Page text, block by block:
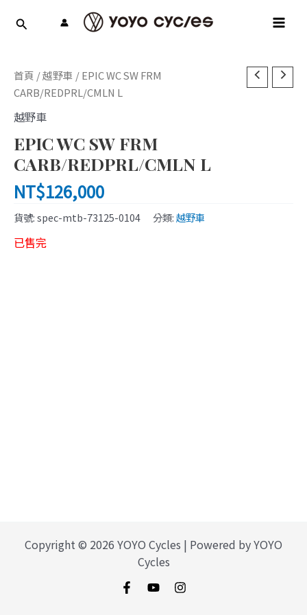
首頁 /越野車 / EPIC WC SW FRM
CARB/REDPRL/CMLN L
越野車
EPIC WC SW FRM
CARB/REDPRL/CMLN L
NT$126,000
貨號:spec-mtb-73125-0104 分類:越野車
已售完
Copyright © 2026 YOYO Cycles | Powered by YOYO
Cycles